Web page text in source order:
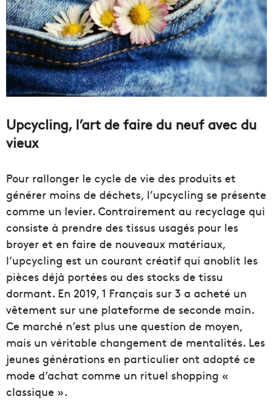
Upcycling, l’art de faire du neuf avec du
vieux
Pour rallonger le cycle de vie des produits et
générer moins de déchets, l’upcycling se présente
comme un levier. Contrairement au recyclage qui
consiste à prendre des tissus usagés pour les
broyer et en faire de nouveaux matériaux,
l’upcycling est un courant créatif qui anoblit les
pièces déjà portées ou des stocks de tissu
dormant. En 2019, 1 Français sur 3 a acheté un
vêtement sur une plateforme de seconde main.
Ce marché n’est plus une question de moyen,
mais un véritable changement de mentalités. Les
jeunes générations en particulier ont adopté ce
mode d’achat comme un rituel shopping «
classique ».